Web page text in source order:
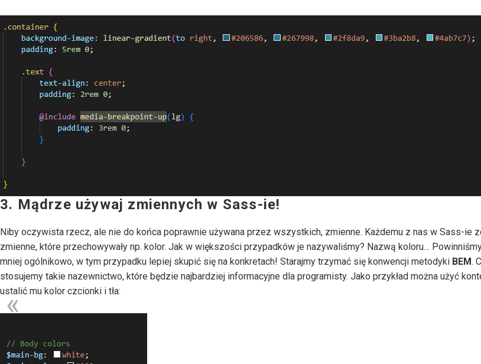
3. Mądrze używaj zmiennych w Sass-ie!
Niby oczywista rzecz, ale nie do końca poprawnie używana przez wszystkich, zmienne. Każdemu z nas w Sass-ie
zmienne, które przechowywały np. kolor. Jak w większości przypadków je nazywaliśmy? Nazwą koloru…
mniej ogólnikowo, w tym przypadku lepiej skupić się na konkretach! Starajmy trzymać się konwencji metodyki BEM.
stosujemy takie nazewnictwo, które będzie najbardziej informacyjne dla programisty. Jako przykład można użyć
ustalić mu kolor czcionki i tła: